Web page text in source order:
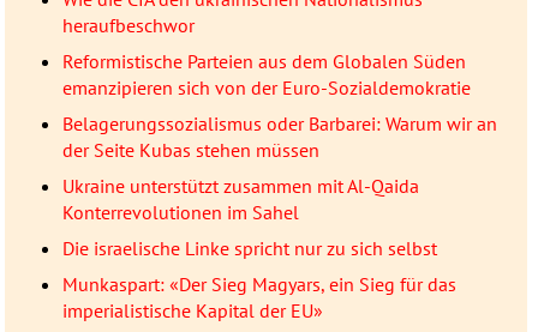
heraufbeschwor
Reformistische Parteien aus dem Globalen Süden
emanzipieren sich von der Euro-Sozialdemokratie
Belagerungssozialismus oder Barbarei: Warum wir an
der Seite Kubas stehen müssen
Ukraine unterstützt zusammen mit Al-Qaida
Konterrevolutionen im Sahel
Die israelische Linke spricht nur zu sich selbst
Munkaspart: «Der Sieg Magyars, ein Sieg für das
imperialistische Kapital der EU»